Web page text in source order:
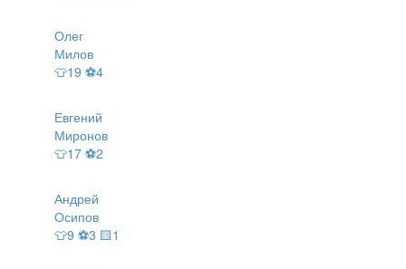
Олег
Милов
👕19 ⚽4
Евгений
Миронов
👕17 ⚽2
Андрей
Осипов
👕9 ⚽3 🟨1